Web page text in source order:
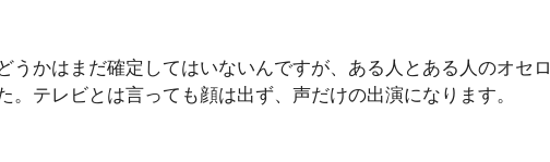
うかはまだ確定してはいないんですが、ある人とある人のオセロ
。テレビとは言っても顔は出ず、声だけの出演になります。